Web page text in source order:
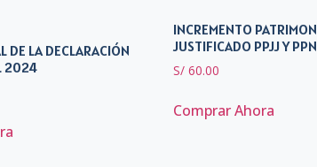
DE LA DECLARACIÓN
2024
INCREMENTO
JUSTIFICADO PPJJ Y
S/ 60.00
Comprar Ahora